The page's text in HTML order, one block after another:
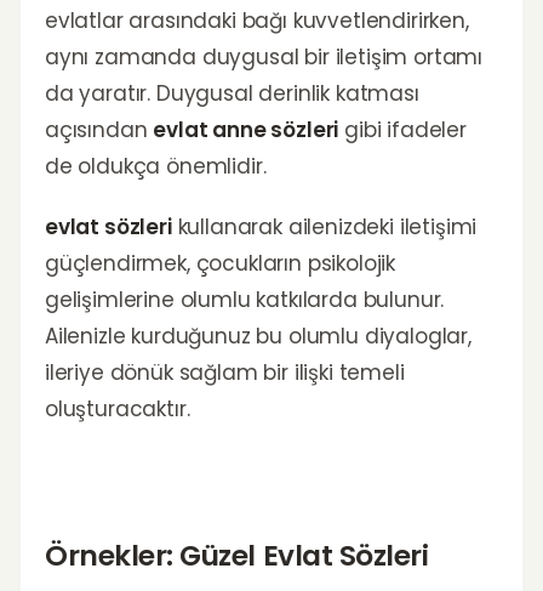
evlatlar arasındaki bağı kuvvetlendirirken,
aynı zamanda duygusal bir iletişim ortamı
da yaratır. Duygusal derinlik katması
açısından evlat anne sözleri gibi ifadeler
de oldukça önemlidir.
evlat sözlerikullanarak ailenizdeki iletişimi
güçlendirmek, çocukların psikolojik
gelişimlerine olumlu katkılarda bulunur.
Ailenizle kurduğunuz bu olumlu diyaloglar,
ileriye dönük sağlam bir ilişki temeli
oluşturacaktır.
Örnekler: Güzel Evlat Sözleri